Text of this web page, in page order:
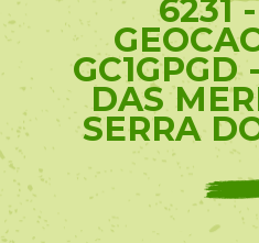
6231
GC1GPGD
DAS
SERRA